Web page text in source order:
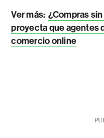
Ver más: ¿Compras
proyecta que agentes
comercio online